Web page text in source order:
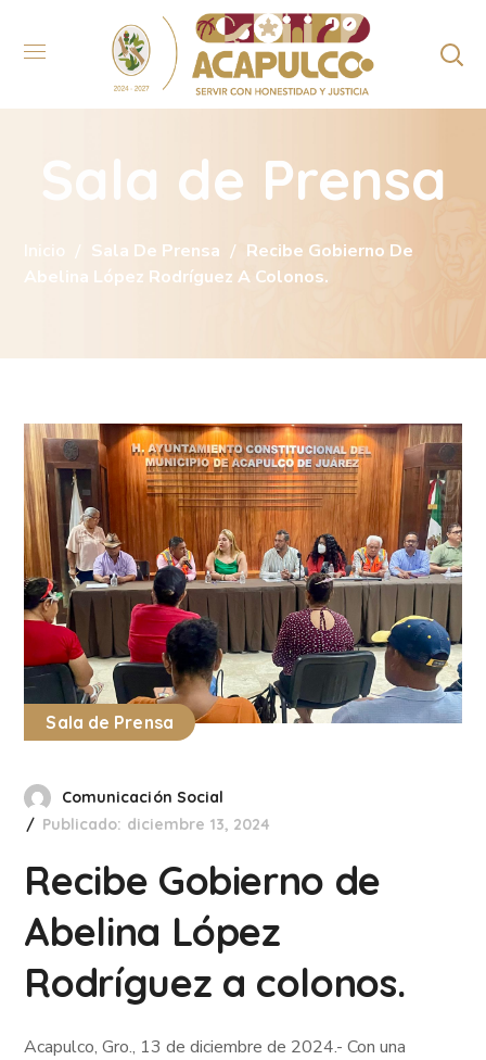
Sala de Prensa
Inicio Sala De Prensa
Recibe Gobierno De
Abelina López Rodríguez A Colonos.
Sala de Prensa
Comunicación Social
Publicado: diciembre 13, 2024
Recibe Gobierno de
Abelina López
Rodríguez a colonos.
Acapulco, Gro., 13 de diciembre de 2024.- Con una